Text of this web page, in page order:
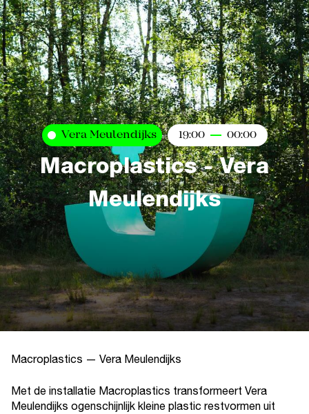
Vera Meulendijks 19:00 00:00
Kaart
Macroplastics - Vera
Meulendijks
Macroplastics — Vera Meulendijks
Met de installatie Macroplastics transformeert Vera
Meulendijks ogenschijnlijk kleine plastic restvormen uit